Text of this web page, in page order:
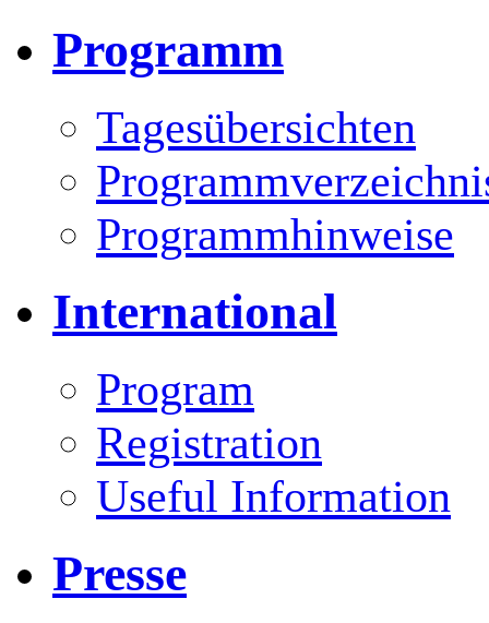
Programm
Tagesübersichten
Programmhinweise
International
Program
Registration
Useful Information
Presse